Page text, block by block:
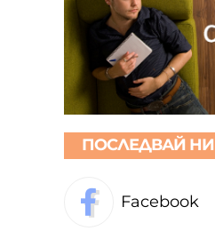
ПОСЛЕДВАЙ НИ
Facebook